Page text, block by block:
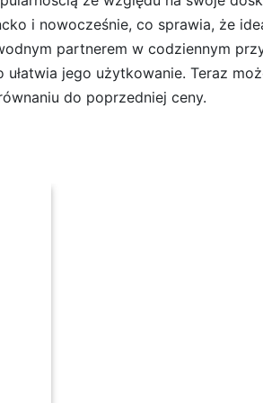
i nowocześnie, co sprawia, że
partnerem w codziennym
jego użytkowanie. Teraz
do poprzedniej ceny.